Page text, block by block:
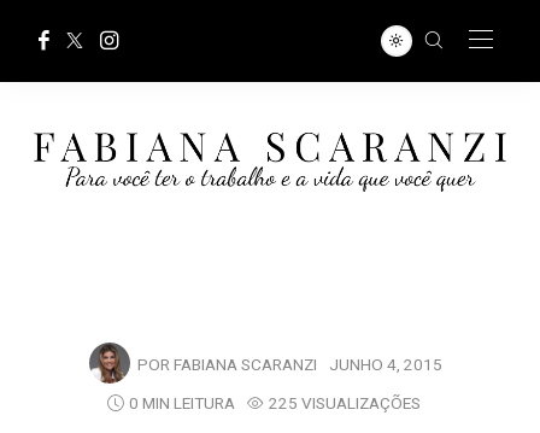
POR FABIANA SCARANZI JUNHO 4, 2015
0 MIN LEITURA
225 VISUALIZAÇÕES